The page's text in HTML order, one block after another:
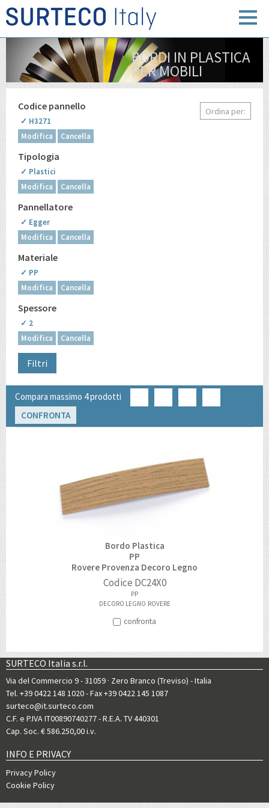
BORDI IN PLASTICA
PER MOBILI
Codice pannello
✓ H3271
Modifica
Cancella
Tipologia
✓ Plastici
Modifica
Cancella
Pannellatore
✓ Egger
Modifica
Cancella
Materiale
✓ PP
Modifica
Cancella
Spessore
✓ 2
Modifica
Cancella
Filtri
Ordina per:
Compara massimo 4 prodotti
CONFRONTA
Bordo Plastica
PP
Rovere Provenza Decoro Legno
Codice DC24X0
PP
DECORO LEGNO ROVERE
confronta
SURTECO Italia s.r.l.
Via del Commercio 9 - 31059 · Zero Branco (Treviso) - Italia
Tel. +39 0422 148 1020- Fax +39 0422 145 1087
surteco@it.surteco.com
C.F. e P.IVA IT00890740277 - R.E.A. TV 440301
Cap. Soc. € 586.250,00 i.v.
INFO E PRIVACY
Privacy Policy
Cookie Policy